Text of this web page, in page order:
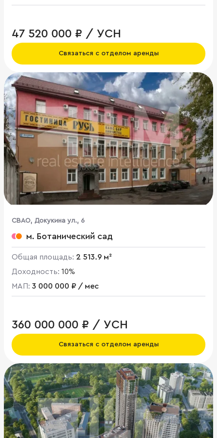
47 520 000 ₽ / УСН
Связаться с отделом аренды
CВАО, Докукина ул., 6
м. Ботанический сад
Общая площадь: 2 513.9 м²
Доходность: 10%
МАП: 3 000 000 ₽ / мес
360 000 000 ₽ / УСН
Связаться с отделом аренды